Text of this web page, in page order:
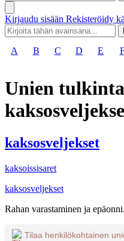
Kirjaudu sisään Rekisteröidy
A B C D E
Unien
kaksosveljekset
kaksoissisaret
kaksosveljekset
Rahan varastaminen ja epäonni.
Tilaa henkilökohtainen